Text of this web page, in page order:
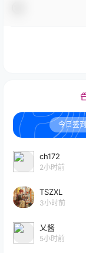
今日签到
ch172
2小时前
TSZXL
3小时前
乂酱
5小时前